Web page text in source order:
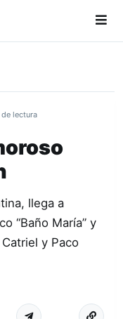
lectura
llega a
“Baño María” y
y Paco
Más